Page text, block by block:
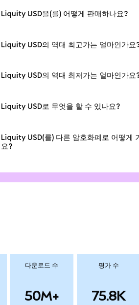
(를) 지갑에 즉시, 안전하게 추가할 수 있습
적에 포함되어 있습니다. 입력 토큰을 선
네트워크 간에 쉽게 브리징할 수 있습니다
워크 A에서 Liquity USD을 전송하고 래핑
Liquity USD을(를) 어떻게 판매하나요?
휴 24시간 판매할 수 있으며, 수익금을 직
공합니다. 현금은USD,EUR,GBP,INR,
Liquity USD의 역대 최고가는 얼마인가요
Liquity USD의 역대 최저가는 얼마인가요
Liquity USD로 무엇을 할 수 있나요?
고받을 수 있으며, 특정 네트워크에서 거래
데 사용할 수 있습니다. LUSD은(는) 거래,
Liquity USD(를) 다른 암호화폐로 어떻게
요?
SOL로 교환할 수 있습니다. LUSD 스왑 방
다운로드 수
50M+
평가 수
75.8K